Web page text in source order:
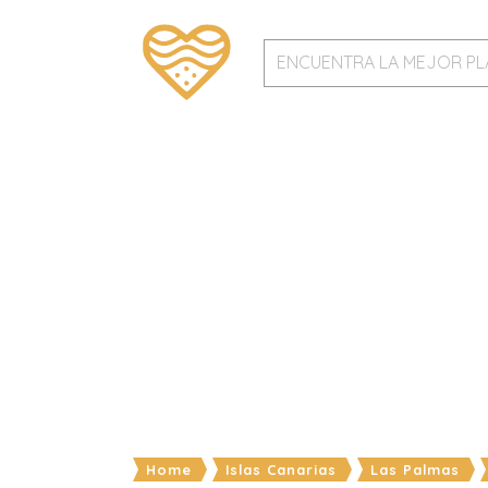
Home Islas Canarias Las Palmas